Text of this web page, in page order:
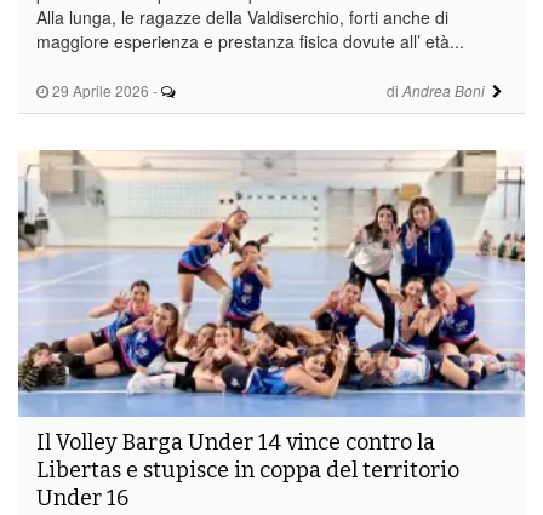
29 Aprile 2026 - di Andrea Boni
Alla lunga, le ragazze della Valdiserchio, forti anche di
maggiore esperienza e prestanza fisica dovute all’ età...
Il Volley Barga Under 14 vince contro la
Libertas e stupisce in coppa del territorio
Under 16